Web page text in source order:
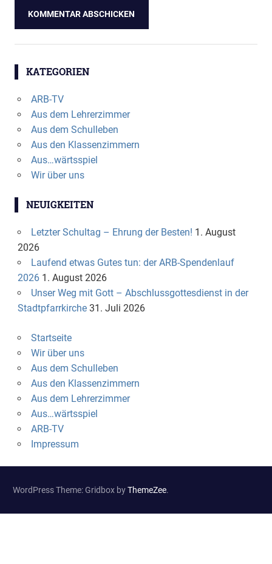
KATEGORIEN
ARB-TV
Aus dem Lehrerzimmer
Aus dem Schulleben
Aus den Klassenzimmern
Aus…wärtsspiel
Wir über uns
NEUIGKEITEN
Letzter Schultag – Ehrung der Besten! 1. August
2026
Laufend etwas Gutes tun: der ARB-Spendenlauf
2026 1. August 2026
Unser Weg mit Gott – Abschlussgottesdienst in der
Stadtpfarrkirche 31. Juli 2026
Startseite
Wir über uns
Aus dem Schulleben
Aus den Klassenzimmern
Aus dem Lehrerzimmer
Aus…wärtsspiel
ARB-TV
Impressum
WordPress Theme: Gridbox byThemeZee.